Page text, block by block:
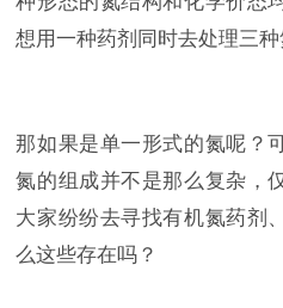
想用一种药剂同时去处理三种
那如果是单一形式的氮呢？
氮的组成并不是那么复杂，
大家纷纷去寻找有机氮药剂
么这些存在吗？